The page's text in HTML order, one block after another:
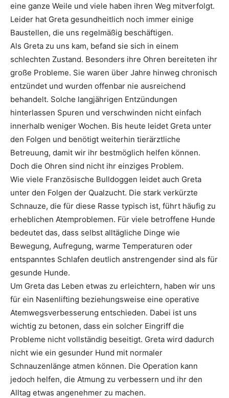
eine ganze Weile und viele haben ihren Weg mitverfolgt.
Leider hat Greta gesundheitlich noch immer einige
Baustellen, die uns regelmäßig beschäftigen.
Als Greta zu uns kam, befand sie sich in einem
schlechten Zustand. Besonders ihre Ohren bereiteten ihr
große Probleme. Sie waren über Jahre hinweg chronisch
entzündet und wurden offenbar nie ausreichend
behandelt. Solche langjährigen Entzündungen
hinterlassen Spuren und verschwinden nicht einfach
innerhalb weniger Wochen. Bis heute leidet Greta unter
den Folgen und benötigt weiterhin tierärztliche
Betreuung, damit wir ihr bestmöglich helfen können.
Doch die Ohren sind nicht ihr einziges Problem.
Wie viele Französische Bulldoggen leidet auch Greta
unter den Folgen der Qualzucht. Die stark verkürzte
Schnauze, die für diese Rasse typisch ist, führt häufig zu
erheblichen Atemproblemen. Für viele betroffene Hunde
bedeutet das, dass selbst alltägliche Dinge wie
Bewegung, Aufregung, warme Temperaturen oder
entspanntes Schlafen deutlich anstrengender sind als für
gesunde Hunde.
Um Greta das Leben etwas zu erleichtern, haben wir uns
für ein Nasenlifting beziehungsweise eine operative
Atemwegsverbesserung entschieden. Dabei ist uns
wichtig zu betonen, dass ein solcher Eingriff die
Probleme nicht vollständig beseitigt. Greta wird dadurch
nicht wie ein gesunder Hund mit normaler
Schnauzenlänge atmen können. Die Operation kann
jedoch helfen, die Atmung zu verbessern und ihr den
Alltag etwas angenehmer zu machen.